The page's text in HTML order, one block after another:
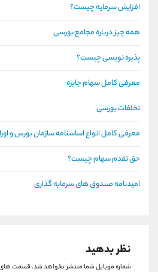
افزایش سرمایه چیست؟
همه چیز درباره مجامع بورسی
پذیره نویسی چیست؟
معرفی کامل سهام جایزه
تخلفات بورسی
معرفی کامل انواع اساسنامه سازمان بورس و
حق تقدم سهام چیست؟
امیدنامه صندوق های سرمایه گذاری
نظر بدهید
شماره موبایل شما منتشر نخواهد شد.قسمت های